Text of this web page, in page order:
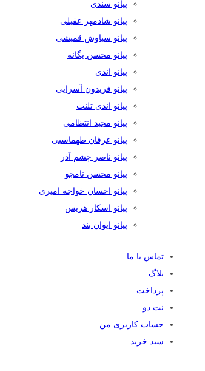
پیانو سندی
پیانو شادمهر عقیلی
پیانو سیاوش قمیشی
پیانو محسن یگانه
پیانو اندی
پیانو فریدون آسرایی
پیانو اندی تلنت
پیانو مجید انتظامی
پیانو عرفان طهماسبی
پیانو ناصر چشم آذر
پیانو محسن نامجو
پیانو احسان خواجه امیری
پیانو اسکار هریس
پیانو ایوان بند
تماس با ما
بلاگ
پرداخت
نت دو
حساب کاربری من
سبد خرید